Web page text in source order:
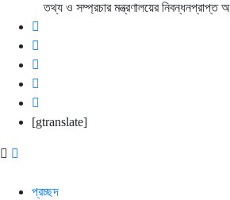
তথ্য ও সম্প্রচার মন্ত্রণালয়ের নিবন্ধনপ্রাপ্ত
[gtranslate]
প্রচ্ছদ